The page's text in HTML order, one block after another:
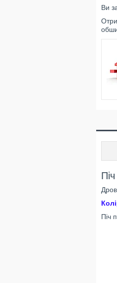
Ви
Піч